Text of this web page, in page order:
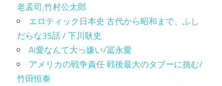
老孟司,竹村公太郎
エロティック日本史 古代から昭和まで、ふし
だらな35話 / 下川耿史
Ai愛なんて大っ嫌い/冨永愛
アメリカの戦争責任 戦後最大のタブーに挑む/
竹田恒泰